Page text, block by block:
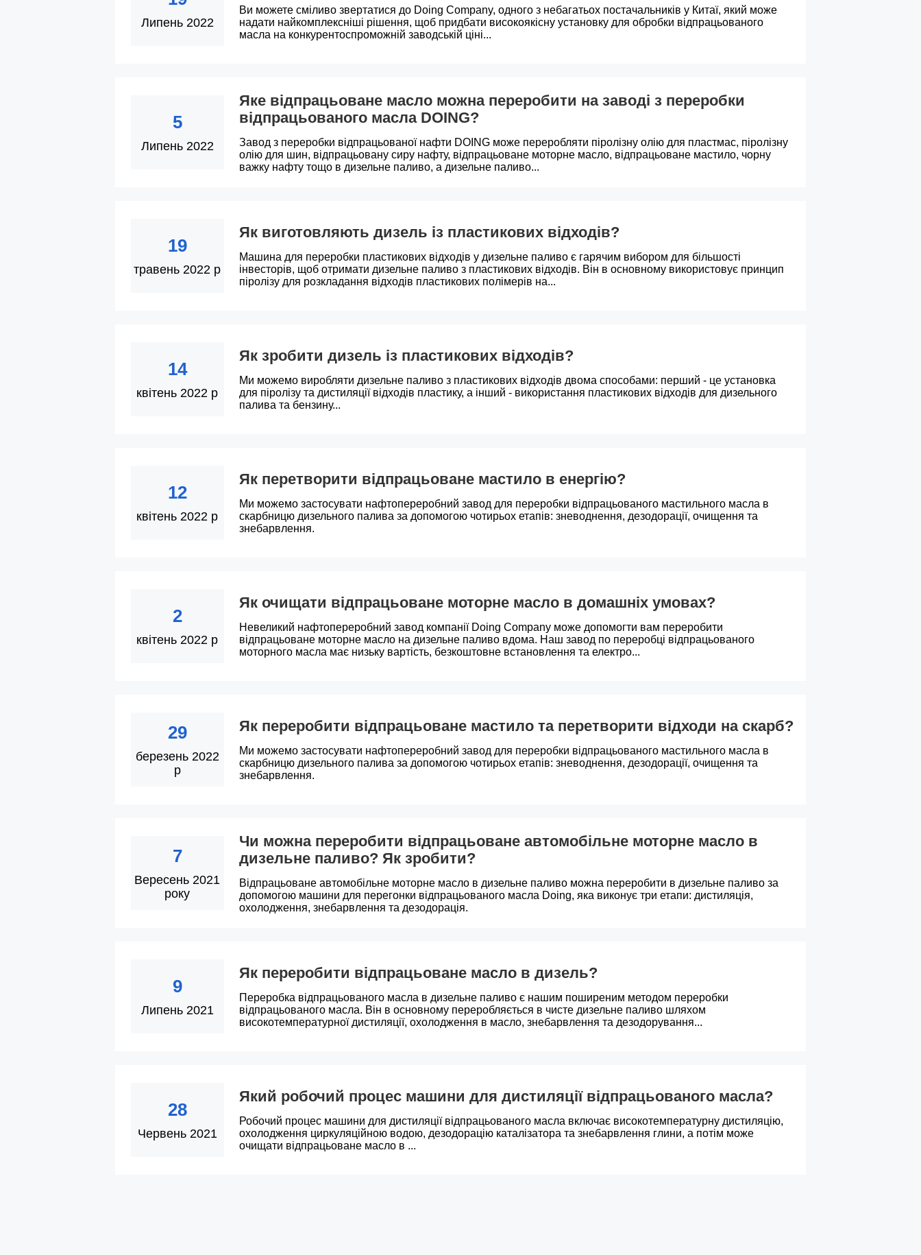
Липень 2022
Ви можете сміливо звертатися до Doing Company, одного з небагатьох постачальників у Китаї, який може
надати найкомплексніші рішення, щоб придбати високоякісну установку для обробки відпрацьованого
масла на конкурентоспроможній заводській ціні...
5
Липень 2022
Яке відпрацьоване масло можна переробити на заводі з переробки
відпрацьованого масла DOING?
Завод з переробки відпрацьованої нафти DOING може переробляти піролізну олію для пластмас, піролізну
олію для шин, відпрацьовану сиру нафту, відпрацьоване моторне масло, відпрацьоване мастило, чорну
важку нафту тощо в дизельне паливо, а дизельне паливо...
19
травень 2022 р
Як виготовляють дизель із пластикових відходів?
Машина для переробки пластикових відходів у дизельне паливо є гарячим вибором для більшості
інвесторів, щоб отримати дизельне паливо з пластикових відходів. Він в основному використовує принцип
піролізу для розкладання відходів пластикових полімерів на...
14
квітень 2022 р
Як зробити дизель із пластикових відходів?
Ми можемо виробляти дизельне паливо з пластикових відходів двома способами: перший - це установка
для піролізу та дистиляції відходів пластику, а інший - використання пластикових відходів для дизельного
палива та бензину...
12
квітень 2022 р
Як перетворити відпрацьоване мастило в енергію?
Ми можемо застосувати нафтопереробний завод для переробки відпрацьованого мастильного масла в
скарбницю дизельного палива за допомогою чотирьох етапів: зневоднення, дезодорації, очищення та
знебарвлення.
2
квітень 2022 р
Як очищати відпрацьоване моторне масло в домашніх умовах?
Невеликий нафтопереробний завод компанії Doing Company може допомогти вам переробити
відпрацьоване моторне масло на дизельне паливо вдома. Наш завод по переробці відпрацьованого
моторного масла має низьку вартість, безкоштовне встановлення та електро...
29
березень 2022
р
Як переробити відпрацьоване мастило та перетворити відходи на скарб?
Ми можемо застосувати нафтопереробний завод для переробки відпрацьованого мастильного масла в
скарбницю дизельного палива за допомогою чотирьох етапів: зневоднення, дезодорації, очищення та
знебарвлення.
7
Вересень 2021
року
Чи можна переробити відпрацьоване автомобільне моторне масло в
дизельне паливо? Як зробити?
Відпрацьоване автомобільне моторне масло в дизельне паливо можна переробити в дизельне паливо за
допомогою машини для перегонки відпрацьованого масла Doing, яка виконує три етапи: дистиляція,
охолодження, знебарвлення та дезодорація.
9
Липень 2021
Як переробити відпрацьоване масло в дизель?
Переробка відпрацьованого масла в дизельне паливо є нашим поширеним методом переробки
відпрацьованого масла. Він в основному переробляється в чисте дизельне паливо шляхом
високотемпературної дистиляції, охолодження в масло, знебарвлення та дезодорування...
28
Червень 2021
Який робочий процес машини для дистиляції відпрацьованого масла?
Робочий процес машини для дистиляції відпрацьованого масла включає високотемпературну дистиляцію,
охолодження циркуляційною водою, дезодорацію каталізатора та знебарвлення глини, а потім може
очищати відпрацьоване масло в ...